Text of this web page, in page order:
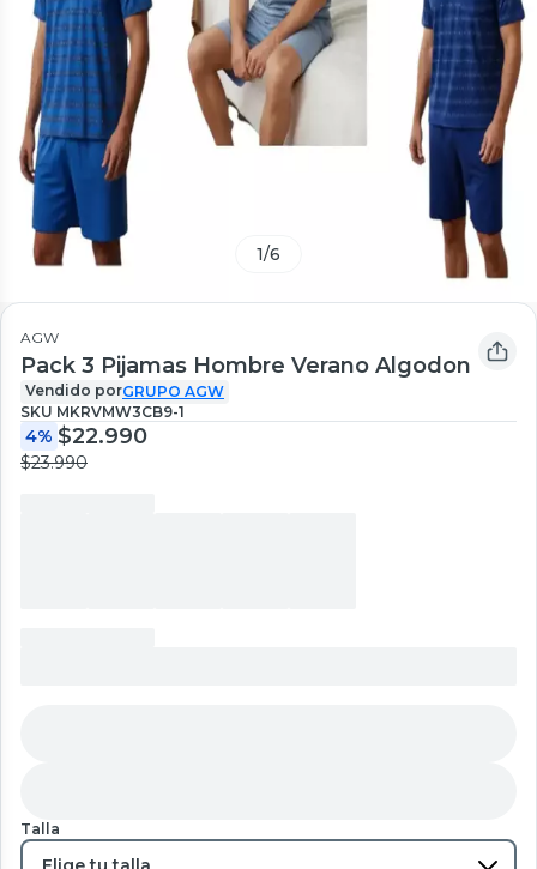
1/6
AGW
Pack 3 Pijamas Hombre Verano Algodon
Vendido porGRUPO AGW
SKU MKRVMW3CB9-1
4% $22.990
$23.990
Talla